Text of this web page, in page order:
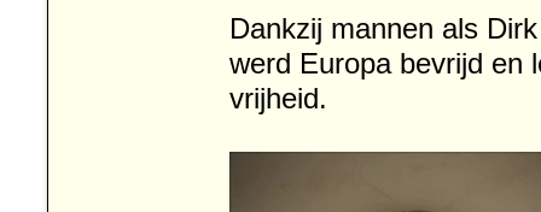
Dankzij mannen als
werd Europa bevrijd en
vrijheid.